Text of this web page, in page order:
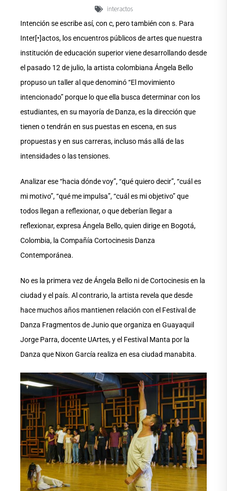
interactos
Intención se escribe así, con c, pero también con s. Para
Inter[•]actos, los encuentros públicos de artes que nuestra
institución de educación superior viene desarrollando desde
el pasado 12 de julio, la artista colombiana Ángela Bello
propuso un taller al que denominó “El movimiento
intencionado” porque lo que ella busca determinar con los
estudiantes, en su mayoría de Danza, es la dirección que
tienen o tendrán en sus puestas en escena, en sus
propuestas y en sus carreras, incluso más allá de las
intensidades o las tensiones.
Analizar ese “hacia dónde voy”, “qué quiero decir”, “cuál es
mi motivo”, “qué me impulsa”, “cuál es mi objetivo” que
todos llegan a reflexionar, o que deberían llegar a
reflexionar, expresa Ángela Bello, quien dirige en Bogotá,
Colombia, la Compañía Cortocinesis Danza
Contemporánea.
No es la primera vez de Ángela Bello ni de Cortocinesis en la
ciudad y el país. Al contrario, la artista revela que desde
hace muchos años mantienen relación con el Festival de
Danza Fragmentos de Junio que organiza en Guayaquil
Jorge Parra, docente UArtes, y el Festival Manta por la
Danza que Nixon García realiza en esa ciudad manabita.